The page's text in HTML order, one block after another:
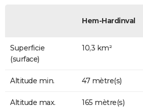
Hem-Hardinval
Superficie
(surface)
10,3 km²
Altitude min. 47 mètre(s)
Altitude max. 165 mètre(s)